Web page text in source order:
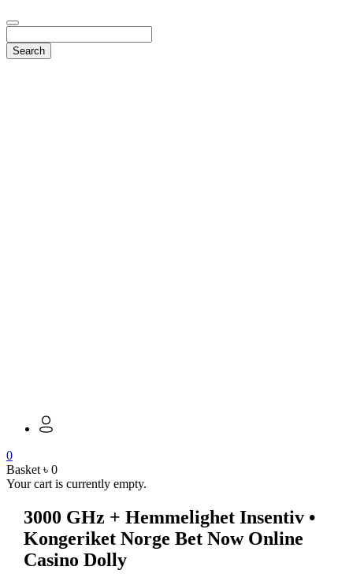
0
Basket ৳ 0
Your cart is currently empty.
3000 GHz + Hemmelighet Insentiv •
Kongeriket Norge Bet Now Online
Casino Dolly